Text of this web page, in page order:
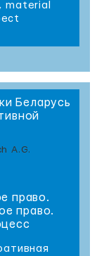
Беларусь
A.G.
право.
право.